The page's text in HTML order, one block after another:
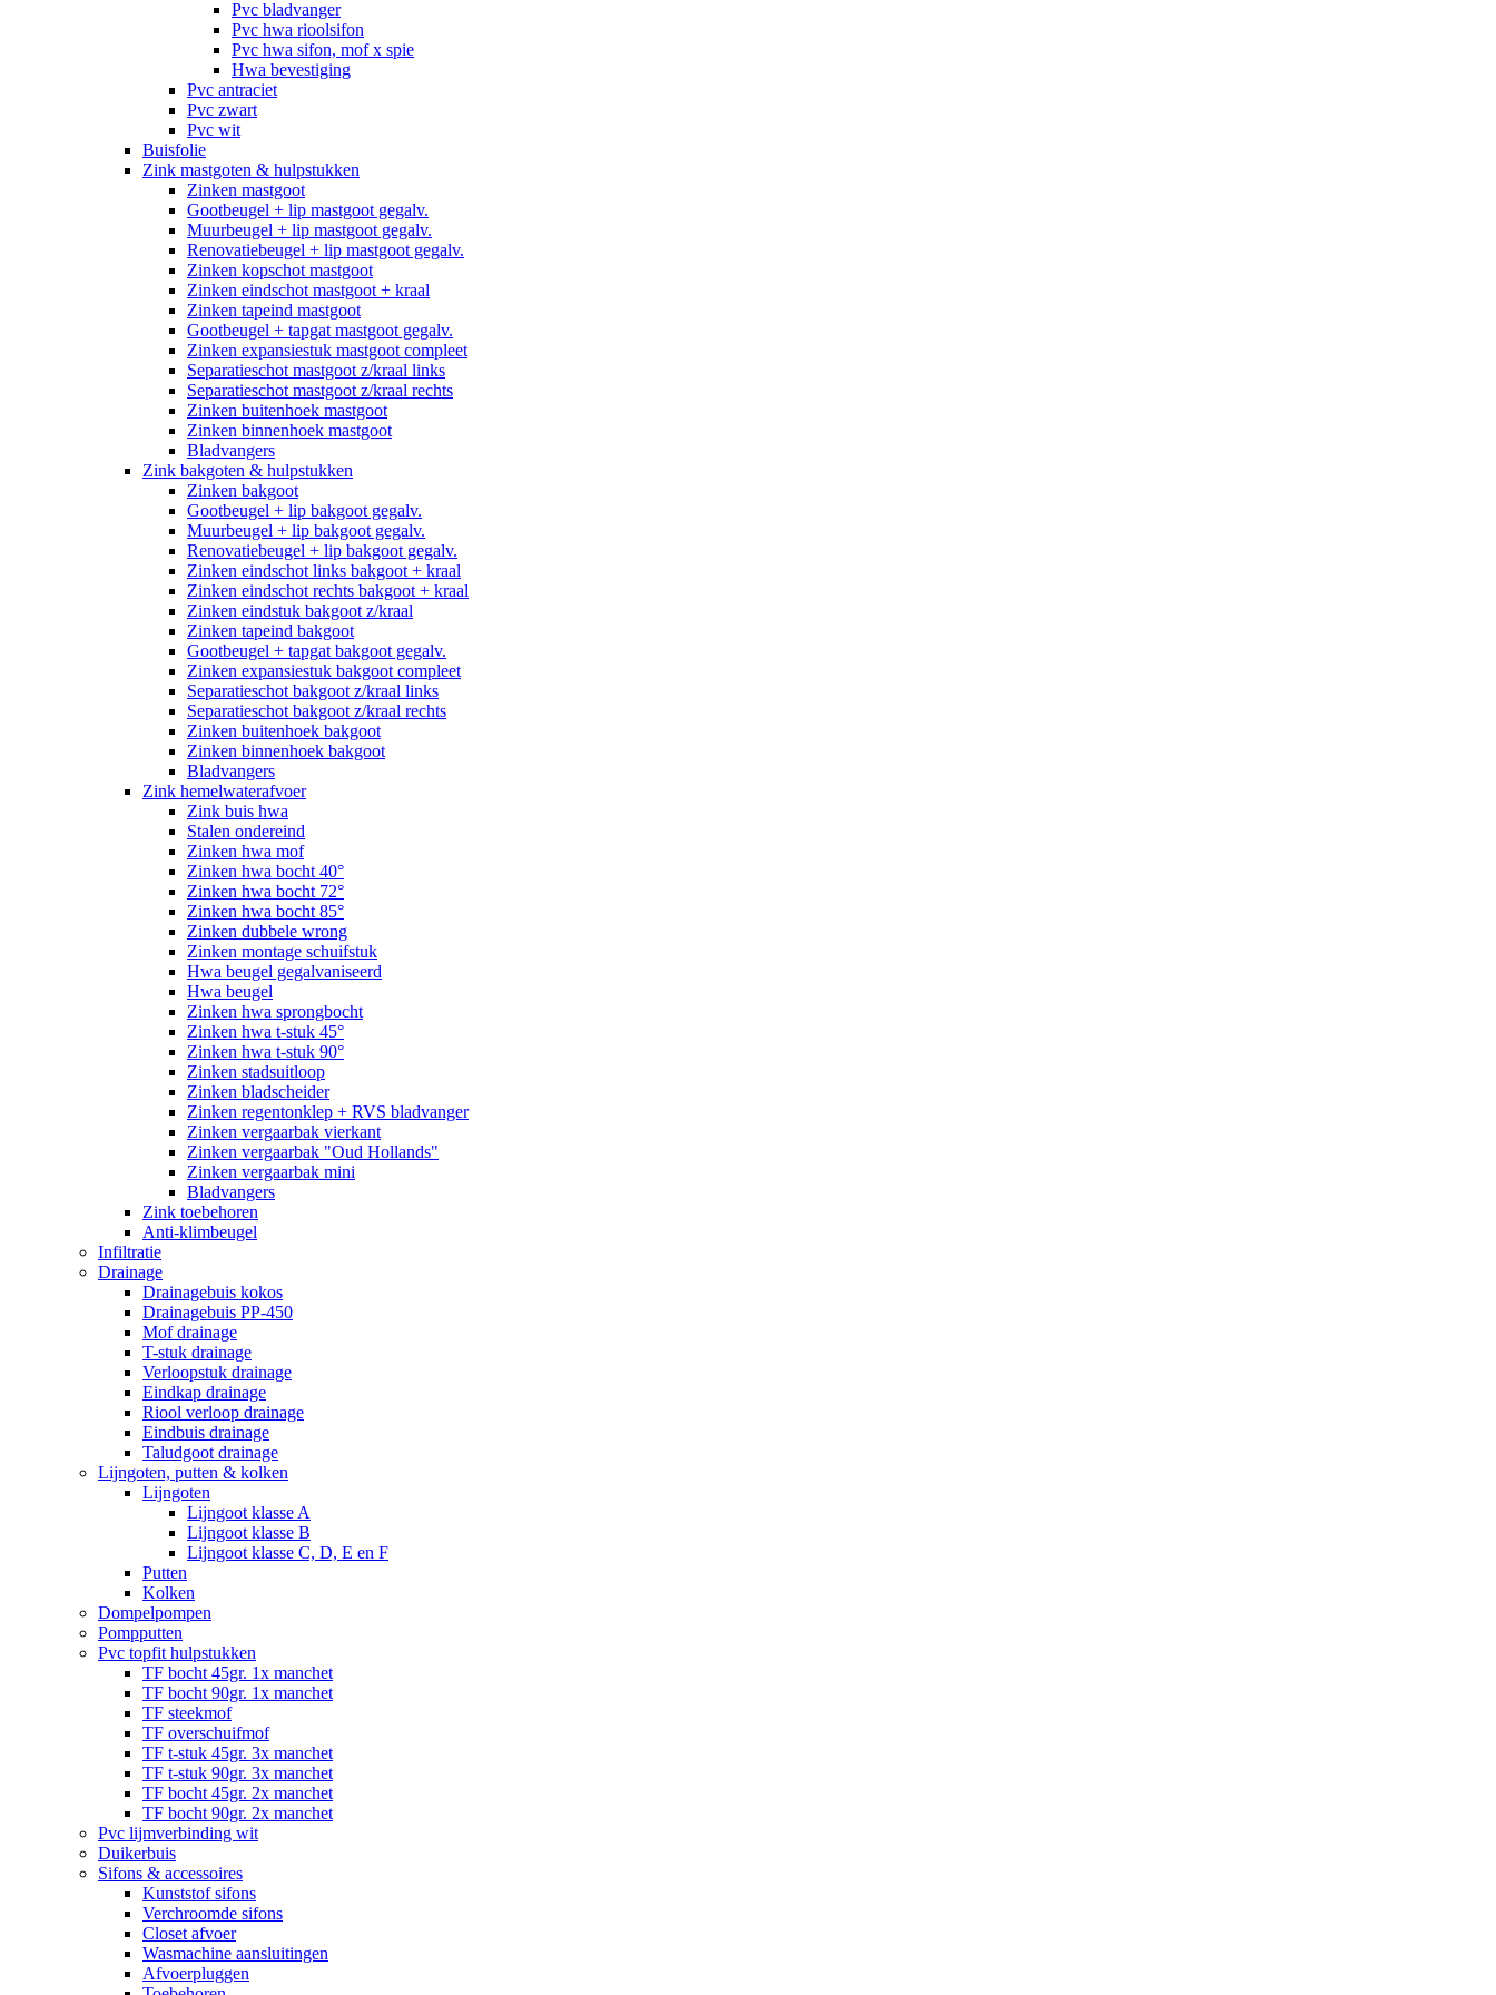
Pvc bladvanger
Pvc hwa rioolsifon
Pvc hwa sifon, mof x spie
Hwa bevestiging
Pvc antraciet
Pvc zwart
Pvc wit
Buisfolie
Zink mastgoten & hulpstukken
Zinken mastgoot
Gootbeugel + lip mastgoot gegalv.
Muurbeugel + lip mastgoot gegalv.
Renovatiebeugel + lip mastgoot gegalv.
Zinken kopschot mastgoot
Zinken eindschot mastgoot + kraal
Zinken tapeind mastgoot
Gootbeugel + tapgat mastgoot gegalv.
Zinken expansiestuk mastgoot compleet
Separatieschot mastgoot z/kraal links
Separatieschot mastgoot z/kraal rechts
Zinken buitenhoek mastgoot
Zinken binnenhoek mastgoot
Bladvangers
Zink bakgoten & hulpstukken
Zinken bakgoot
Gootbeugel + lip bakgoot gegalv.
Muurbeugel + lip bakgoot gegalv.
Renovatiebeugel + lip bakgoot gegalv.
Zinken eindschot links bakgoot + kraal
Zinken eindschot rechts bakgoot + kraal
Zinken eindstuk bakgoot z/kraal
Zinken tapeind bakgoot
Gootbeugel + tapgat bakgoot gegalv.
Zinken expansiestuk bakgoot compleet
Separatieschot bakgoot z/kraal links
Separatieschot bakgoot z/kraal rechts
Zinken buitenhoek bakgoot
Zinken binnenhoek bakgoot
Bladvangers
Zink hemelwaterafvoer
Zink buis hwa
Stalen ondereind
Zinken hwa mof
Zinken hwa bocht 40°
Zinken hwa bocht 72°
Zinken hwa bocht 85°
Zinken dubbele wrong
Zinken montage schuifstuk
Hwa beugel gegalvaniseerd
Hwa beugel
Zinken hwa sprongbocht
Zinken hwa t-stuk 45°
Zinken hwa t-stuk 90°
Zinken stadsuitloop
Zinken bladscheider
Zinken regentonklep + RVS bladvanger
Zinken vergaarbak vierkant
Zinken vergaarbak "Oud Hollands"
Zinken vergaarbak mini
Bladvangers
Zink toebehoren
Anti-klimbeugel
Infiltratie
Drainage
Drainagebuis kokos
Drainagebuis PP-450
Mof drainage
T-stuk drainage
Verloopstuk drainage
Eindkap drainage
Riool verloop drainage
Eindbuis drainage
Taludgoot drainage
Lijngoten, putten & kolken
Lijngoten
Lijngoot klasse A
Lijngoot klasse B
Lijngoot klasse C, D, E en F
Putten
Kolken
Dompelpompen
Pompputten
Pvc topfit hulpstukken
TF bocht 45gr. 1x manchet
TF bocht 90gr. 1x manchet
TF steekmof
TF overschuifmof
TF t-stuk 45gr. 3x manchet
TF t-stuk 90gr. 3x manchet
TF bocht 45gr. 2x manchet
TF bocht 90gr. 2x manchet
Pvc lijmverbinding wit
Duikerbuis
Sifons & accessoires
Kunststof sifons
Verchroomde sifons
Closet afvoer
Wasmachine aansluitingen
Afvoerpluggen